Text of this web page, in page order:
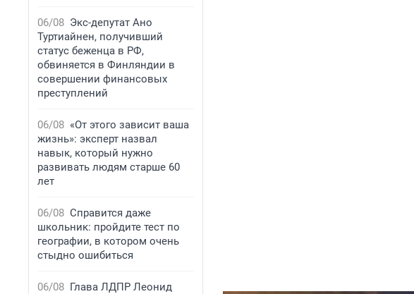
06/08 Экс-депутат Ано
Туртиайнен, получивший
статус беженца в РФ,
обвиняется в Финляндии в
совершении финансовых
преступлений
06/08 «От этого зависит ваша
жизнь»: эксперт назвал
навык, который нужно
развивать людям старше 60
лет
06/08 Справится даже
школьник: пройдите тест по
географии, в котором очень
стыдно ошибиться
06/08 Глава ЛДПР Леонид